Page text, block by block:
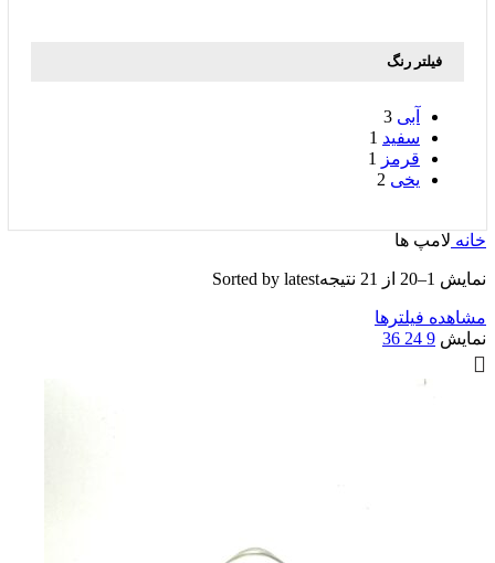
فیلتر رنگ
آبی 3
سفید 1
قرمز
1
یخی 2
خانه لامپ ها
نمایش 1–20 از 21 نتیجه Sorted by latest
مشاهده فیلترها
نمایش 9
24
36